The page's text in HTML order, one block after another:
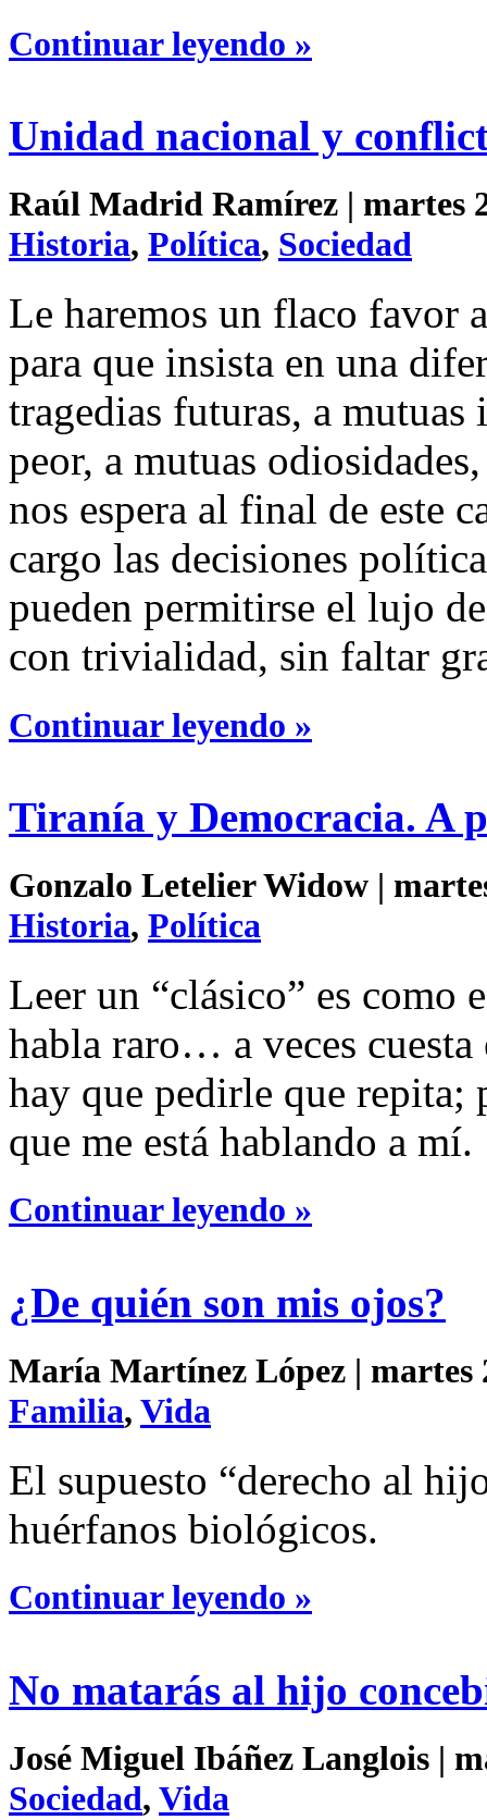
Continuar leyendo »
Unidad nacional y
Raúl Madrid Ramírez | martes
Historia, Política, Sociedad
Le haremos un flaco favor
para que insista en una
tragedias futuras, a
peor, a mutuas
nos espera al final de este
cargo las decisiones
pueden permitirse el lujo
con trivialidad, sin faltar
Continuar leyendo »
Tiranía y Democracia. A
Gonzalo Letelier Widow |
Historia, Política
Leer un “clásico” es como
habla raro… a veces
hay que pedirle que repita;
que me está hablando a mí.
Continuar leyendo »
¿De quién son mis ojos?
María Martínez López | martes
Familia, Vida
El supuesto “derecho al
huérfanos biológicos.
Continuar leyendo »
No matarás al hijo
José Miguel Ibáñez Langlois |
Sociedad, Vida